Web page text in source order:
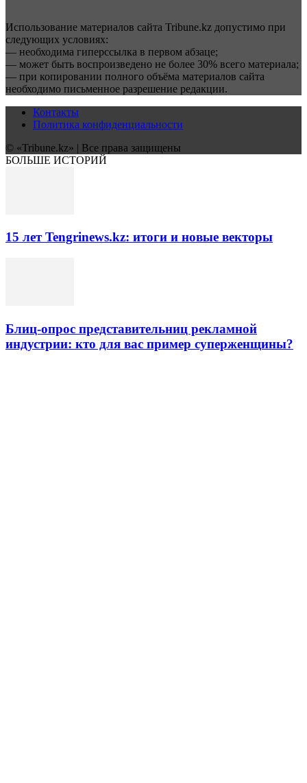
Использование материалов сайта Tribune.kz допустимо при
следующих условиях:
— необходима гиперссылка в первом абзаце;
— может быть воспроизведено не более 30% всего материала;
— при копировании полного объёма материалов сайта
необходимо письменное разрешение редакции.
Контакты
Политика конфиденциальности
© «Tribune.kz» | Все права защищены
БОЛЬШЕ ИСТОРИЙ
15 лет Tengrinews.kz: итоги и новые векторы
Блиц-опрос представительниц рекламной
индустрии: кто для вас пример суперженщины?